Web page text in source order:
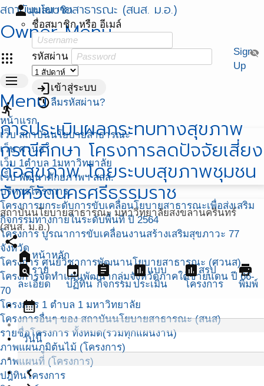
สถาบันนโยบายสาธารณะ (สนส. ม.อ.)
Owner Menu
apps
personมุมสมาชิก
ชื่อสมาชิก หรือ อีเมล์
รหัสผ่าน visibility_off
loginเข้าสู่ระบบ
restoreลืมรหัสผ่าน?
Sign
Up
menu
Menu
หน้าแรก
เว็บ สถาบันนโยบายสาธารณะ
เว็บ ศวนส.
เว็บ 1ตำบล 1มหาวิทยาลัย
เว็บ พัฒนาศักยภาพฯ สสส.
บริหารโครงการ
โครงการยกระดับการขับเคลื่อนโยบายสาธารณะเพื่อส่งเสริม
กิจกรรมทางกายในระดับพื้นที่ ปี 2564
โครงการ บูรณาการขับเคลื่อนงานสร้างเสริมสุขภาวะ 77
จังหวัด
โครงการ ศูนย์วิชาการพัฒนานโยบายสาธารณะ (ศวนส)
โครงการจัดทำแผนพัฒนากลุ่มจังหวัดภาคใต้ชายแดน ปี 66-
70
โครงการ 1 ตำบล 1 มหาวิทยาลัย
โครงการอื่นๆ ของ สถาบันนโยบายสาธารณะ (สนส)
รายชื่อโครงการ ทั้งหมด(รวมทุกแผนงาน)
ภาพแผนภูมิต้นไม้ (โครงการ)
ภาพแผนที่ (โครงการ)
ปฎิทินโครงการ
directions_run
การประเมินผลกระทบทางสุขภาพ
กรณีศึกษา โครงการลดปัจจัยเสี่ยง
ต่อสุขภาพ โดยระบบสุขภาพชุมชน
จังหวัดนครศรีธรรมราช
สถาบันนโยบายสาธารณะ มหาวิทยาลัยสงขลานครินทร์
(สนส. ม.อ.)
share
homeหน้าหลัก
find_in_pageราย
ละเอียด
event
ปฏิทิน
assignment
กิจกรรม
assessmentแบบ
ประเมิน
assessmentสรุป
โครงการ
print
พิมพ์
calendar_month
วันนี้
navigate_before